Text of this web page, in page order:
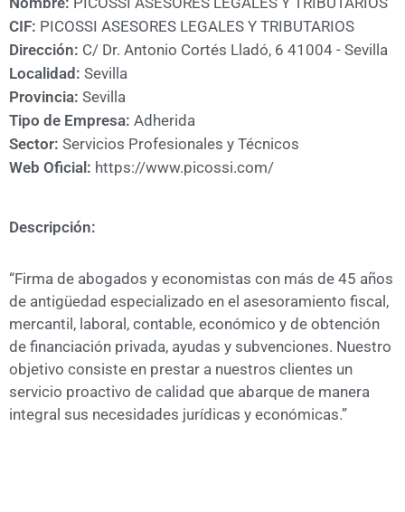
COMUNICACIÓN
EMPRESAS
VOLVER
A
CÁMARA
CIF: PICOSSI ASESORES LEGALES Y TRIBUTARIOS
Dirección: C/ Dr. Antonio Cortés Lladó, 6 41004 - Sevilla
Localidad: Sevilla
Provincia: Sevilla
Tipo de Empresa: Adherida
Sector: Servicios Profesionales y Técnicos
Web Oficial: https://www.picossi.com/
Descripción:
“Firma de abogados y economistas con más de 45 años
de antigüedad especializado en el asesoramiento fiscal,
mercantil, laboral, contable, económico y de obtención
de financiación privada, ayudas y subvenciones. Nuestro
objetivo consiste en prestar a nuestros clientes un
servicio proactivo de calidad que abarque de manera
integral sus necesidades jurídicas y económicas.”